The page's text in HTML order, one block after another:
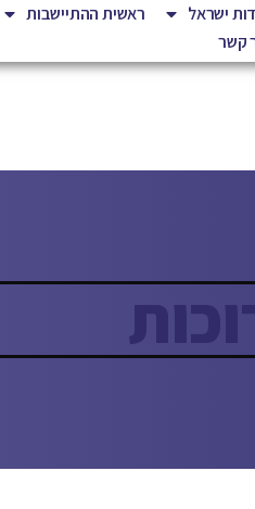
ישראל ראשית ההתיישבות
קשר